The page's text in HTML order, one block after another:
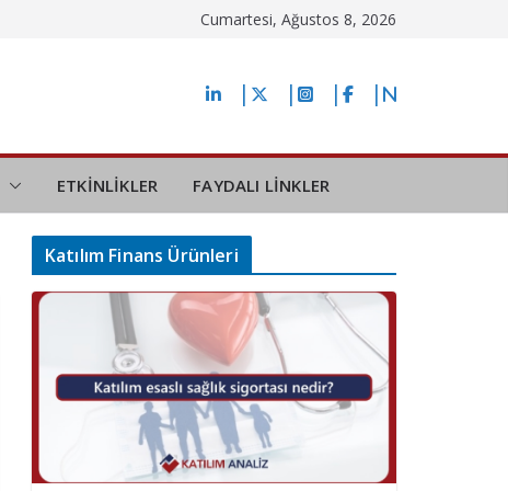
Cumartesi, Ağustos 8, 2026
ETKİNLİKLER FAYDALI LİNKLER
Katılım Finans Ürünleri